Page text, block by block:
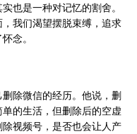
也是一种对记忆的割舍。
我们渴望摆脱束缚，追求
念。
除微信的经历。他说，删
的生活，但删除后的空虚
视频号，是否也会让人产